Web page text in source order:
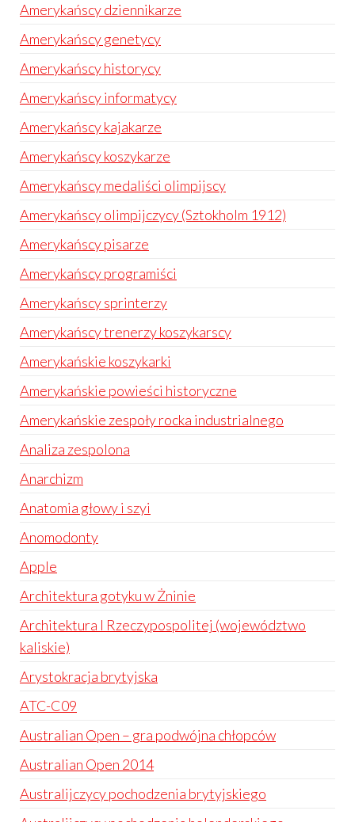
Amerykańscy dziennikarze
Amerykańscy genetycy
Amerykańscy historycy
Amerykańscy informatycy
Amerykańscy kajakarze
Amerykańscy koszykarze
Amerykańscy medaliści olimpijscy
Amerykańscy olimpijczycy (Sztokholm 1912)
Amerykańscy pisarze
Amerykańscy programiści
Amerykańscy sprinterzy
Amerykańscy trenerzy koszykarscy
Amerykańskie koszykarki
Amerykańskie powieści historyczne
Amerykańskie zespoły rocka industrialnego
Analiza zespolona
Anarchizm
Anatomia głowy i szyi
Anomodonty
Apple
Architektura gotyku w Żninie
Architektura I Rzeczypospolitej (województwo
kaliskie)
Arystokracja brytyjska
ATC-C09
Australian Open – gra podwójna chłopców
Australian Open 2014
Australijczycy pochodzenia brytyjskiego